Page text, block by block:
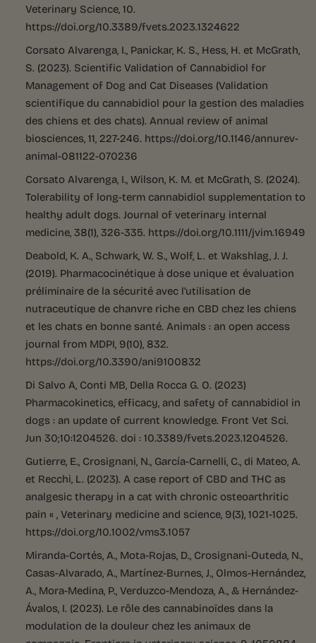
Veterinary Science, 10.
https://doi.org/10.3389/fvets.2023.1324622
Corsato Alvarenga, I., Panickar, K. S., Hess, H. et McGrath,
S. (2023). Scientific Validation of Cannabidiol for
Management of Dog and Cat Diseases (Validation
scientifique du cannabidiol pour la gestion des maladies
des chiens et des chats). Annual review of animal
biosciences, 11, 227-246. https://doi.org/10.1146/annurev-
animal-081122-070236
Corsato Alvarenga, I., Wilson, K. M. et McGrath, S. (2024).
Tolerability of long-term cannabidiol supplementation to
healthy adult dogs. Journal of veterinary internal
medicine, 38(1), 326-335. https://doi.org/10.1111/jvim.16949
Deabold, K. A., Schwark, W. S., Wolf, L. et Wakshlag, J. J.
(2019). Pharmacocinétique à dose unique et évaluation
préliminaire de la sécurité avec l’utilisation de
nutraceutique de chanvre riche en CBD chez les chiens
et les chats en bonne santé. Animals : an open access
journal from MDPI, 9(10), 832.
https://doi.org/10.3390/ani9100832
Di Salvo A, Conti MB, Della Rocca G. O. (2023)
Pharmacokinetics, efficacy, and safety of cannabidiol in
dogs : an update of current knowledge. Front Vet Sci.
Jun 30;10:1204526. doi : 10.3389/fvets.2023.1204526.
Gutierre, E., Crosignani, N., García-Carnelli, C., di Mateo, A.
et Recchi, L. (2023). A case report of CBD and THC as
analgesic therapy in a cat with chronic osteoarthritic
pain « , Veterinary medicine and science, 9(3), 1021-1025.
https://doi.org/10.1002/vms3.1057
Miranda-Cortés, A., Mota-Rojas, D., Crosignani-Outeda, N.,
Casas-Alvarado, A., Martínez-Burnes, J., Olmos-Hernández,
A., Mora-Medina, P., Verduzco-Mendoza, A., & Hernández-
Ávalos, I. (2023). Le rôle des cannabinoïdes dans la
modulation de la douleur chez les animaux de